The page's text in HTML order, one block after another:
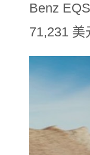
Benz
71,231 美